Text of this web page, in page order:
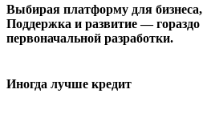
Выбирая платформу для
Поддержка и развитие —
первоначальной разработки.
Иногда лучше кредит